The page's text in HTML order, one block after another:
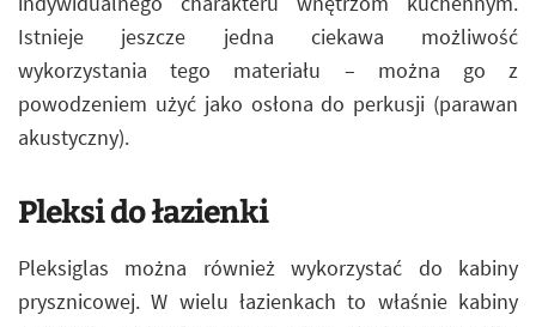
Istnieje jeszcze jedna ciekawa możliwość
wykorzystania tego materiału – można go z
powodzeniem użyć jako osłona do perkusji (parawan
akustyczny).
Pleksi do łazienki
Pleksiglas można również wykorzystać do kabiny
prysznicowej. W wielu łazienkach to właśnie kabiny